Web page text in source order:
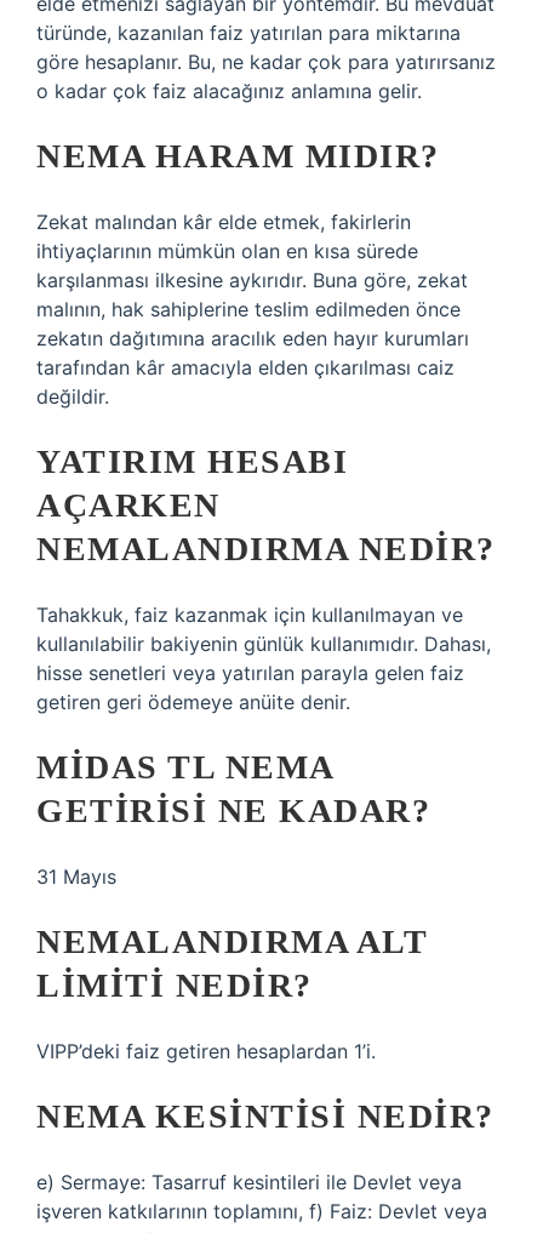
türünde, kazanılan faiz yatırılan para miktarına
göre hesaplanır. Bu, ne kadar çok para yatırırsanız
o kadar çok faiz alacağınız anlamına gelir.
NEMA HARAM MIDIR?
Zekat malından kâr elde etmek, fakirlerin
ihtiyaçlarının mümkün olan en kısa sürede
karşılanması ilkesine aykırıdır. Buna göre, zekat
malının, hak sahiplerine teslim edilmeden önce
zekatın dağıtımına aracılık eden hayır kurumları
tarafından kâr amacıyla elden çıkarılması caiz
değildir.
YATIRIM HESABI
AÇARKEN
NEMALANDIRMA NEDIR?
Tahakkuk, faiz kazanmak için kullanılmayan ve
kullanılabilir bakiyenin günlük kullanımıdır. Dahası,
hisse senetleri veya yatırılan parayla gelen faiz
getiren geri ödemeye anüite denir.
MIDAS TL NEMA
GETIRISI NE KADAR?
31 Mayıs
NEMALANDIRMA ALT
LIMITI NEDIR?
VIPP’deki faiz getiren hesaplardan 1’i.
NEMA KESINTISI NEDIR?
e) Sermaye: Tasarruf kesintileri ile Devlet veya
işveren katkılarının toplamını, f) Faiz: Devlet veya